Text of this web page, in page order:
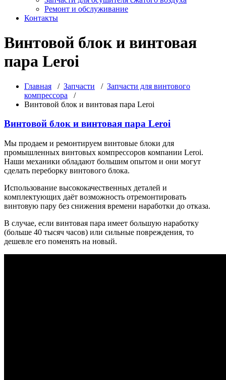
Ремонт и обслуживание
Контакты
Винтовой блок и винтовая
пара Leroi
Главная / Запчасти / Запчасти для винтового
компрессора /
Винтовой блок и винтовая пара Leroi
Винтовой блок и винтовая пара Leroi
Мы продаем и ремонтируем винтовые блоки для
промышленных винтовых компрессоров компании Leroi.
Наши механики обладают большим опытом и они могут
сделать переборку винтового блока.
Использование высококачественных деталей и
комплектующих даёт возможность отремонтировать
винтовую пару без снижения времени наработки до отказа.
В случае, если винтовая пара имеет большую наработку
(больше 40 тысяч часов) или сильные повреждения, то
дешевле его поменять на новый.